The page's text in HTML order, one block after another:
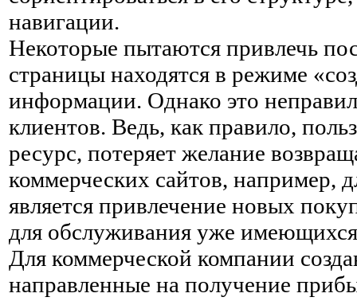
навигации.
Некоторые пытаются привлечь
страницы находятся в режиме
информации. Однако это
клиентов. Ведь, как правило,
ресурс, потеряет желание
коммерческих сайтов, например,
является привлечение новых
для обслуживания уже
Для коммерческой компании
направленные на получение